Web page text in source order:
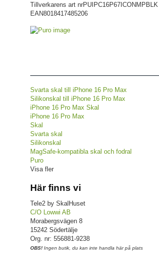
Tillverkarens art nrPUIPC16P67ICONMPBLK
EAN8018417485206
Svarta skal till iPhone 16 Pro Max
Silikonskal till iPhone 16 Pro Max
iPhone 16 Pro Max Skal
iPhone 16 Pro Max
Skal
Svarta skal
Silikonskal
MagSafe-kompatibla skal och fodral
Puro
Visa fler
Här finns vi
Tele2 by SkalHuset
C/O Lowwi AB
Morabergsvägen 8
15242 Södertälje
Org. nr: 556881-9238
OBS! Ingen butik, du kan inte handla här på plats